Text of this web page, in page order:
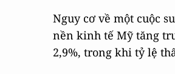
Nguy cơ về một cuộc
nền kinh tế Mỹ tăng
2,9%, trong khi tỷ lệ